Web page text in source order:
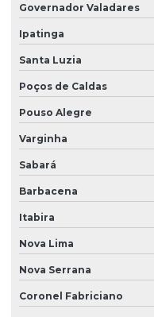
Governador Valadares
Ipatinga
Santa Luzia
Poços de Caldas
Pouso Alegre
Varginha
Sabará
Barbacena
Itabira
Nova Lima
Nova Serrana
Coronel Fabriciano